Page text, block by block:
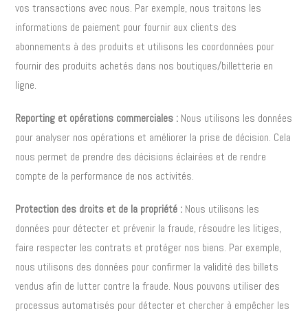
vos transactions avec nous. Par exemple, nous traitons les
informations de paiement pour fournir aux clients des
abonnements à des produits et utilisons les coordonnées pour
fournir des produits achetés dans nos boutiques/billetterie en
ligne.
Reporting et opérations commerciales : Nous utilisons les données
pour analyser nos opérations et améliorer la prise de décision. Cela
nous permet de prendre des décisions éclairées et de rendre
compte de la performance de nos activités.
Protection des droits et de la propriété : Nous utilisons les
données pour détecter et prévenir la fraude, résoudre les litiges,
faire respecter les contrats et protéger nos biens. Par exemple,
nous utilisons des données pour confirmer la validité des billets
vendus afin de lutter contre la fraude. Nous pouvons utiliser des
processus automatisés pour détecter et chercher à empêcher les